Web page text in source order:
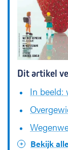
Dit artikel
In beeld:
Bekijk